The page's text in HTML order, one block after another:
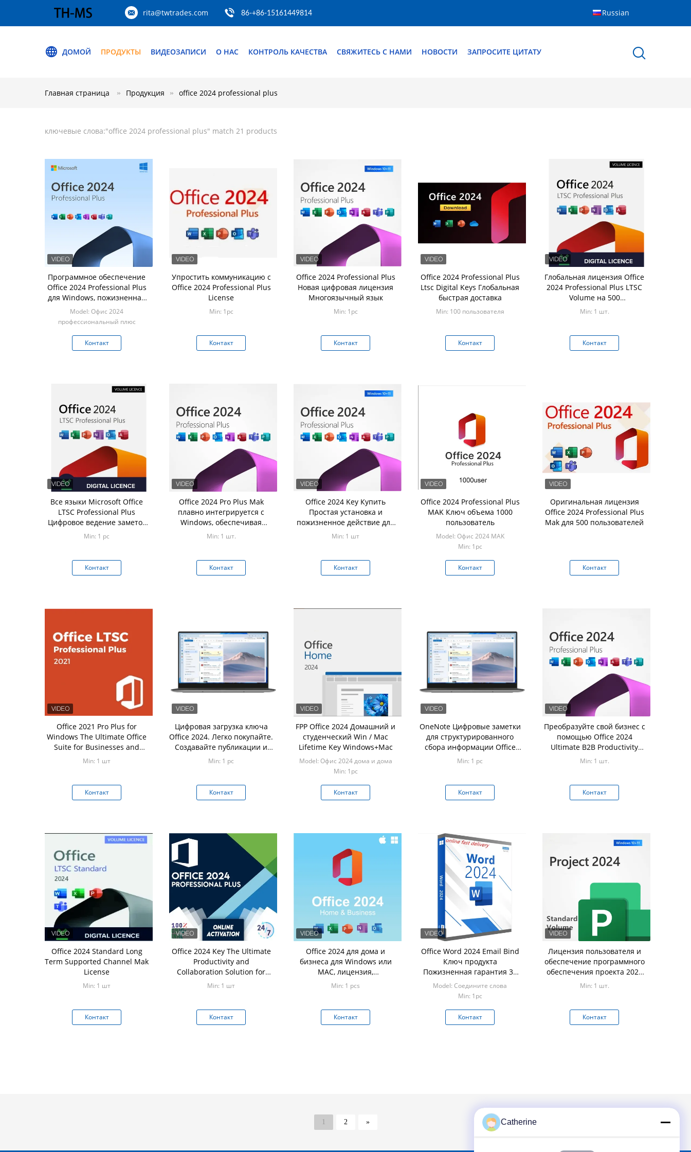
rita@twtrades.com 86-+86-15161449814 Russian
ДОМОЙ ПРОДУКТЫ ВИДЕОЗАПИСИ О НАС КОНТРОЛЬ КАЧЕСТВА СВЯЖИТЕСЬ С НАМИ НОВОСТИ ЗАПРОСИТЕ ЦИТАТУ
Главная страница Продукция office 2024 professional plus
ключевые слова:"office 2024 professional plus" match 21 products
Программное обеспечение
Office 2024 Professional Plus
для Windows, пожизненная
лицензия, с новейшими
разработками Word, Excel,
PowerPoint, OneNote
Model: Офис 2024
профессиональный плюс
Контакт
Упростить коммуникацию с
Office 2024 Professional Plus
License
Min: 1pc
Контакт
Office 2024 Professional Plus
Новая цифровая лицензия
Многоязычный язык
Min: 1pc
Контакт
Office 2024 Professional Plus
Ltsc Digital Keys Глобальная
быстрая доставка
Min: 100 пользователя
Контакт
Глобальная лицензия Office
2024 Professional Plus LTSC
Volume на 500
пользователей для Windows
Min: 1 шт.
Контакт
Все языки Microsoft Office
LTSC Professional Plus
Цифровое ведение заметок
для структурированного
сбора информации
Min: 1 pc
Контакт
Office 2024 Pro Plus Mak
плавно интегрируется с
Windows, обеспечивая
знакомый и
Min: 1 шт.
Контакт
Office 2024 Key Купить
Простая установка и
пожизненное действие для
Office Professional Plus 2024
Min: 1 шт
Контакт
Office 2024 Professional Plus
MAK Ключ объема 1000
пользователь
Model: Офис 2024 MAK
Min: 1pc
Контакт
Оригинальная лицензия
Office 2024 Professional Plus
Mak для 500 пользователей
Контакт
Office 2021 Pro Plus for
Windows The Ultimate Office
Suite for Businesses and
Advanced Users
Min: 1 шт
Контакт
Цифровая загрузка ключа
Office 2024. Легко покупайте.
Создавайте публикации и
маркетинговые материалы
для поддержки 500
Min: 1 pc
Контакт
FPP Office 2024 Домашний и
студенческий Win / Mac
Lifetime Key Windows+Mac
Model: Офис 2024 дома и дома
Min: 1pc
Контакт
OneNote Цифровые заметки
для структурированного
сбора информации Office
2024 Ключ Купить -
Цифровая загрузка
Min: 1 pc
Контакт
Преобразуйте свой бизнес с
помощью Office 2024
Ultimate B2B Productivity
Suite
Min: 1 шт.
Контакт
Office 2024 Standard Long
Term Supported Channel Mak
License
Min: 1 шт
Контакт
Office 2024 Key The Ultimate
Productivity and
Collaboration Solution for
Businesses and Professionals
Min: 1 шт
Контакт
Office 2024 для дома и
бизнеса для Windows или
MAC, лицензия,
привязанная к электронной
почте
Min: 1 pcs
Контакт
Office Word 2024 Email Bind
Ключ продукта
Пожизненная гарантия 30
Model: Соедините слова
Min: 1pc
Контакт
Лицензия пользователя и
обеспечение программного
обеспечения проекта 2024
Standard Volume Mak 500
Min: 1 шт.
Контакт
1 2 » Catherine